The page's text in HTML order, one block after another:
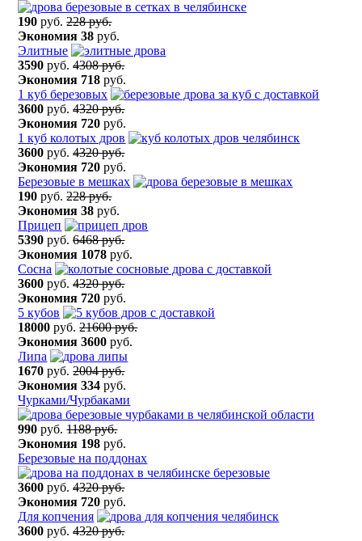
190 руб.228 руб.
Экономия 38 руб.
Элитные
3590 руб.4308 руб.
Экономия 718 руб.
1 куб березовых
3600 руб.4320 руб.
Экономия 720 руб.
1 куб колотых дров
3600 руб.4320 руб.
Экономия 720 руб.
Березовые в мешках
190 руб.228 руб.
Экономия 38 руб.
Прицеп
5390 руб.6468 руб.
Экономия 1078 руб.
Сосна
3600 руб.4320 руб.
Экономия 720 руб.
5 кубов
18000 руб.21600 руб.
Экономия 3600 руб.
Липа
1670 руб.2004 руб.
Экономия 334 руб.
Чурками/Чурбаками
990 руб.1188 руб.
Экономия 198 руб.
Березовые на поддонах
3600 руб.4320 руб.
Экономия 720 руб.
Для копчения
3600 руб.4320 руб.